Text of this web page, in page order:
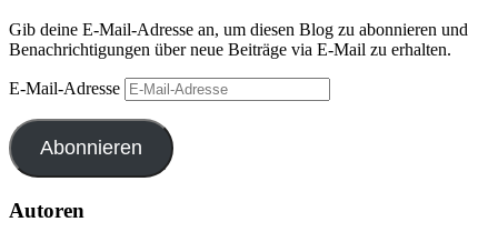
Gib deine E-Mail-Adresse an, um diesen Blog zu abonnieren und
Benachrichtigungen über neue Beiträge via E-Mail zu erhalten.
E-Mail-Adresse
Abonnieren
Autoren